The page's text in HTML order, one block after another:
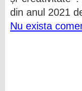
din anul 2021
Nu exista